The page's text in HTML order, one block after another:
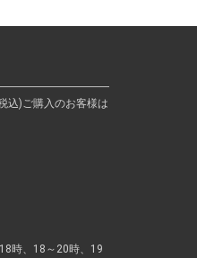
込)ご購入のお客様は
時、18～20時、19